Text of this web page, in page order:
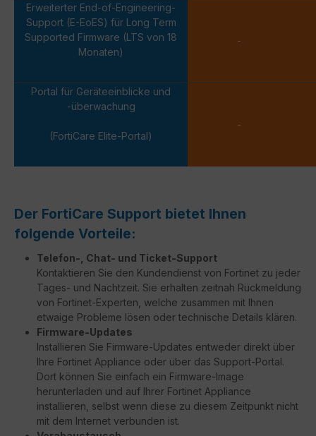
Erweiterter End-of-Engineering-
Support (E-EoES) für Long Term
Supported Firmware (LTS von 18
Monaten)
-
Portal für Geräteeinblicke und
-überwachung
(FortiCare Elite-Portal)
-
Der FortiCare Support bietet Ihnen
folgende Vorteile:
Telefon-, Chat- und Ticket-Support
Kontaktieren Sie den Kundendienst von Fortinet zu jeder
Tages- und Nachtzeit. Sie erhalten zeitnah Rückmeldung
von Fortinet-Experten, welche zusammen mit Ihnen
etwaige Probleme lösen oder technische Details klären.
Firmware-Updates
Installieren Sie Firmware-Updates entweder direkt über
Ihre Fortinet Appliance oder über das Support-Portal.
Dort können Sie einfach ein Firmware-Image
herunterladen und auf Ihrer Fortinet Appliance
installieren, selbst wenn diese zu diesem Zeitpunkt nicht
mit dem Internet verbunden ist.